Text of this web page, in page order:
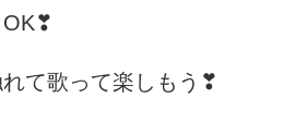
て歌って楽しもう❣